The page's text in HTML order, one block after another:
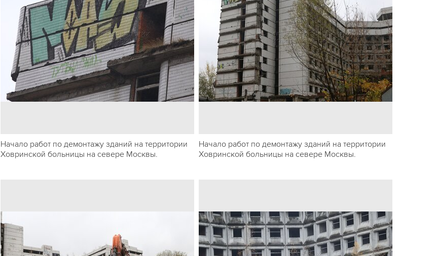
Начало работ по демонтажу зданий на территории
Ховринской больницы на севере Москвы.
Начало работ по демонтажу зданий на территории
Ховринской больницы на севере Москвы.